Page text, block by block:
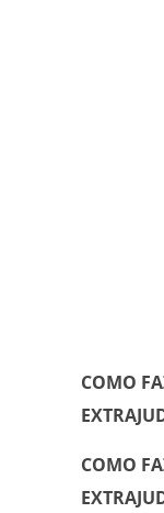
COMO
COMO